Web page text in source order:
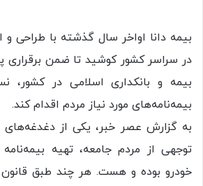
بیمه دانا اواخر سال گذشته با طراحی و
در سراسر کشور کوشید تا ضمن برقراری
بیمه و بانکداری اسلامی در کشور،
بیمه‌نامه‌های مورد نیاز مردم اقدام کند.
به گزارش عصر خبر، یکی از
توجهی از مردم جامعه، تهیه
خودرو بوده و هست. هر چند طبق